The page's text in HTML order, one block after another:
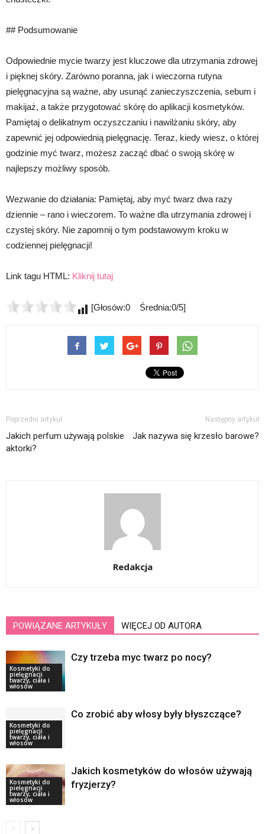
## Podsumowanie
Odpowiednie mycie twarzy jest kluczowe dla utrzymania zdrowej
i pięknej skóry. Zarówno poranna, jak i wieczorna rutyna
pielęgnacyjna są ważne, aby usunąć zanieczyszczenia, sebum i
makijaż, a także przygotować skórę do aplikacji kosmetyków.
Pamiętaj o delikatnym oczyszczaniu i nawilżaniu skóry, aby
zapewnić jej odpowiednią pielęgnację. Teraz, kiedy wiesz, o której
godzinie myć twarz, możesz zacząć dbać o swoją skórę w
najlepszy możliwy sposób.
Wezwanie do działania: Pamiętaj, aby myć twarz dwa razy
dziennie – rano i wieczorem. To ważne dla utrzymania zdrowej i
czystej skóry. Nie zapomnij o tym podstawowym kroku w
codziennej pielęgnacji!
Link tagu HTML: Kliknij tutaj
[Głosów:0 Średnia:0/5]
Poprzedni artykuł
Jakich perfum używają polskie
aktorki?
Następny artykuł
Jak nazywa się krzesło barowe?
Redakcja
POWIĄZANE ARTYKUŁY WIĘCEJ OD AUTORA
Kosmetyki do
pielęgnacji
twarzy, ciała i
włosów
Czy trzeba myc twarz po nocy?
Kosmetyki do
pielęgnacji
twarzy, ciała i
włosów
Co zrobić aby włosy były błyszczące?
Kosmetyki do
pielęgnacji
twarzy, ciała i
włosów
Jakich kosmetyków do włosów używają
fryzjerzy?